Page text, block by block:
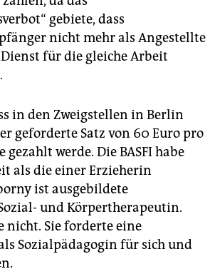
gebiete, dass
nicht mehr als Angestellte
für die gleiche Arbeit
in den Zweigstellen in Berlin
geforderte Satz von 60 Euro pro
gezahlt werde. Die BASFI habe
als die einer Erzieherin
ist ausgebildete
und Körpertherapeutin.
nicht. Sie forderte eine
Sozialpädagogin für sich und